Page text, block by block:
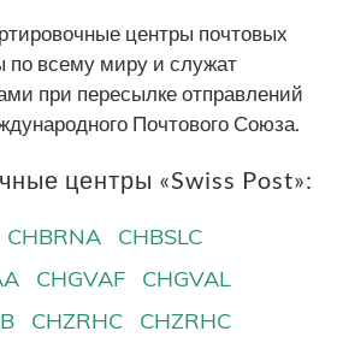
центры почтовых
по всему миру и служат
при пересылке отправлений
Почтового Союза.
центры «Swiss Post»:
CHBRNA
CHBSLC
CHGVAF
CHGVAL
CHZRHC
CHZRHC